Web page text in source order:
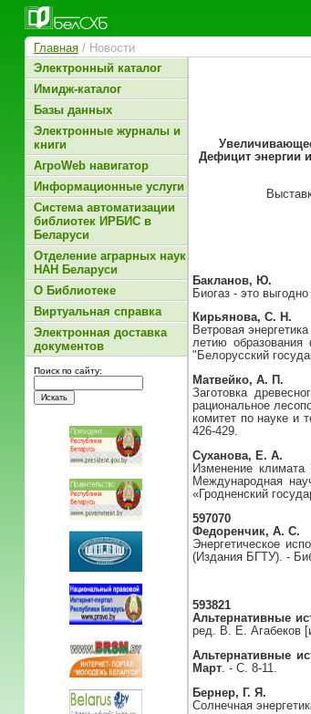
Главная/ Новости
Электронный каталог
Имидж-каталог
Базы данных
Электронные журналы и
книги
АгроWeb навигатор
Информационные услуги
Система автоматизации
библиотек ИРБИС в
Беларуси
Отделение аграрных наук
НАН Беларуси
О Библиотеке
Виртуальная справка
Электронная доставка
документов
Поиск по сайту:
Дефицит энергии
Бакланов, Ю.
Биогаз - это
Кирьянова, С. Н.
Ветровая
летию образования
"Белорусский
Матвейко, А. П.
Заготовка
рациональное
комитет по науке и
426-429.
Суханова, Е. А.
Изменение
Международная
«Гродненский
597070
Федоренчик, А. С.
Энергетическое
(Издания БГТУ). -
593821
Альтернативные
ред. В. Е. Агабеков
Альтернативные
Март. - С. 8-11.
Бернер, Г. Я.
Солнечная